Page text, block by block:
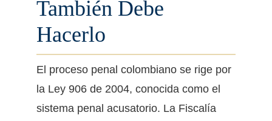
También Debe
Hacerlo
El proceso penal colombiano se rige por
la Ley 906 de 2004, conocida como el
sistema penal acusatorio. La Fiscalía